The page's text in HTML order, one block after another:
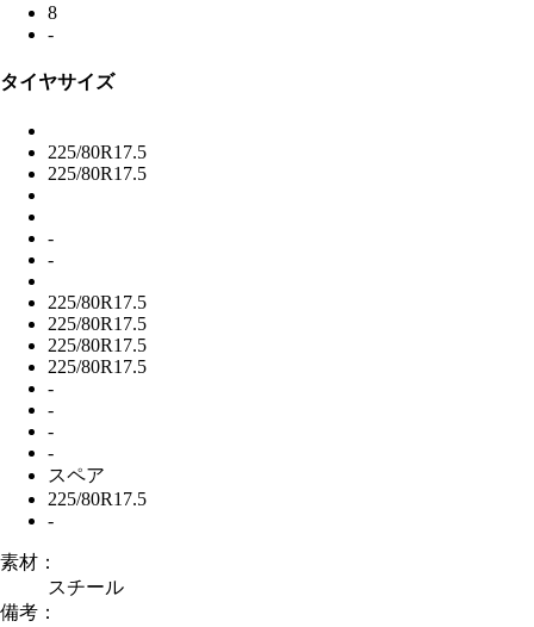
8
-
タイヤサイズ
225/80R17.5
225/80R17.5
-
-
225/80R17.5
225/80R17.5
225/80R17.5
225/80R17.5
-
-
-
-
スペア
225/80R17.5
-
素材：
スチール
備考：